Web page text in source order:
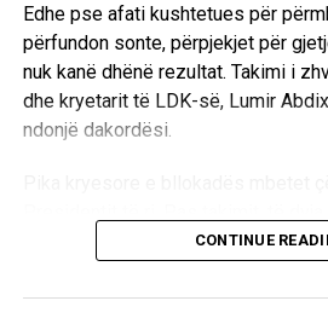
ofruar një platformë të
akademik të studentëve, forcimin e
dhe promovimin e kërkimit
shëndetësisë.
Alarm nga OBSH: Europa
ekstrem
Edhe pse afati kushtetues për
përfundon sonte, përpjekjet për
nuk kanë dhënë rezultat. Takimi i
dhe kryetarit të LDK-së, Lumir
ndonjë dakordësi.
mbeten ende larg një marrëveshjeje
përket qëndrimeve për pozitat
CONTINUE